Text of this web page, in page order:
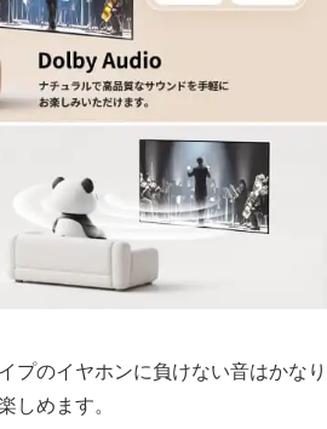
プのイヤホンに負けない音はかなり
しめます。